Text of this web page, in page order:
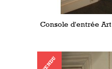
Console d'entrée
VENDU